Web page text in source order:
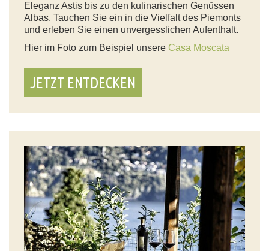
Eleganz Astis bis zu den kulinarischen Genüssen
Albas. Tauchen Sie ein in die Vielfalt des Piemonts
und erleben Sie einen unvergesslichen Aufenthalt.
Hier im Foto zum Beispiel unsere Casa Moscata
JETZT ENTDECKEN